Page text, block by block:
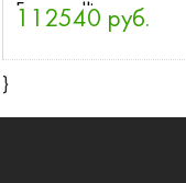
Fumagalli
112540 руб.
}